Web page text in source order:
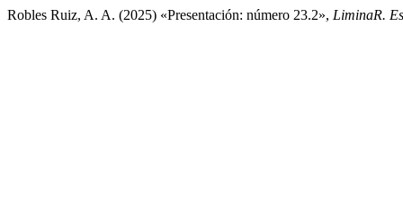
Robles Ruiz, A. A. (2025) «Presentación: número 23.2», LiminaR.